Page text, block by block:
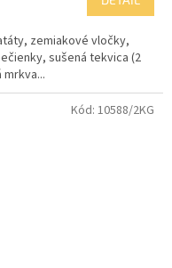
zemiakové vločky,
sušená tekvica (2
Kód: 10588/2KG